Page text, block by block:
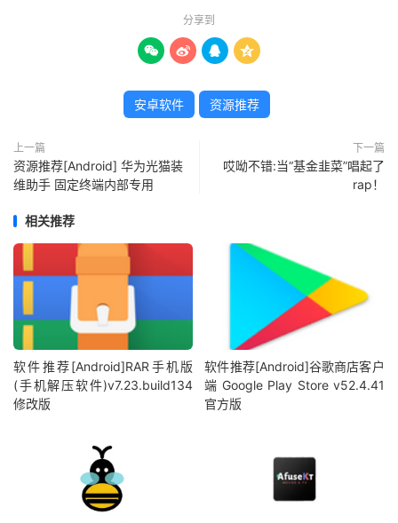
分享到
   
安卓软件 资源推荐
上一篇
资源推荐[Android] 华为光猫装
维助手 固定终端内部专用
下一篇
哎呦不错:当“基金韭菜”唱起了
rap！
相关推荐
软件推荐[Android]RAR手机版
(手机解压软件)v7.23.build134
修改版
软件推荐[Android]谷歌商店客户
端 Google Play Store v52.4.41
官方版